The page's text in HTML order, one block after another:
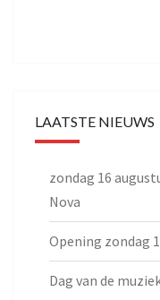
LAATSTE NIEUWS
zondag 16
Nova
Opening zondag
Dag van de